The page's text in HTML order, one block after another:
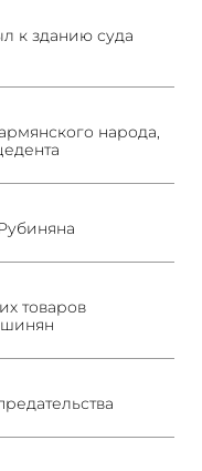
к зданию суда
народа,
товаров